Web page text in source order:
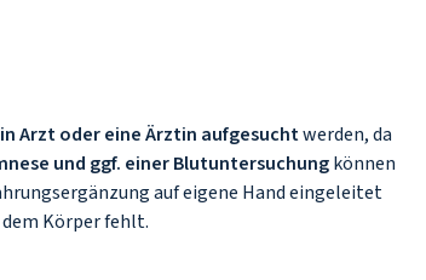
Arzt oder eine Ärztin aufgesuchtwerden, da
und ggf. einer Blutuntersuchungkönnen
auf eigene Hand eingeleitet
Körper fehlt.